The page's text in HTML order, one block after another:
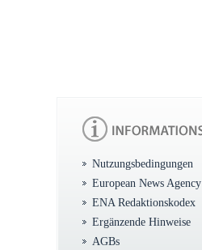
Nutzungsbedingungen
European News Agency
ENA Redaktionskodex
Ergänzende Hinweise
AGBs